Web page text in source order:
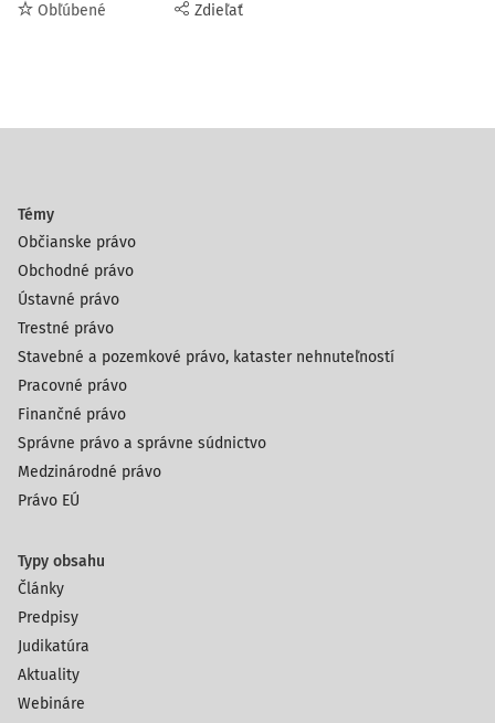
Obľúbené Zdieľať
Témy
Občianske právo
Obchodné právo
Ústavné právo
Trestné právo
Stavebné a pozemkové právo, kataster nehnuteľností
Pracovné právo
Finančné právo
Správne právo a správne súdnictvo
Medzinárodné právo
Právo EÚ
Typy obsahu
Články
Predpisy
Judikatúra
Aktuality
Webináre